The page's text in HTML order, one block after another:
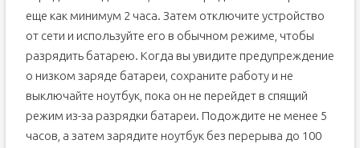
еще как минимум 2 часа. Затем отключите устройство
от сети и используйте его в обычном режиме, чтобы
разрядить батарею. Когда вы увидите предупреждение
о низком заряде батареи, сохраните работу и не
выключайте ноутбук, пока он не перейдет в спящий
режим из-за разрядки батареи. Подождите не менее 5
часов, а затем зарядите ноутбук без перерыва до 100